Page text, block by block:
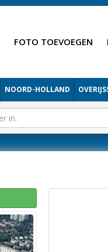
FOTO TOEVOEGEN
NOORD-HOLLAND